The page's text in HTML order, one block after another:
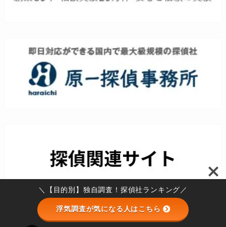
＼【目的別】独自調査！探偵社ランキング／
浮気調査が気になる人はこちら